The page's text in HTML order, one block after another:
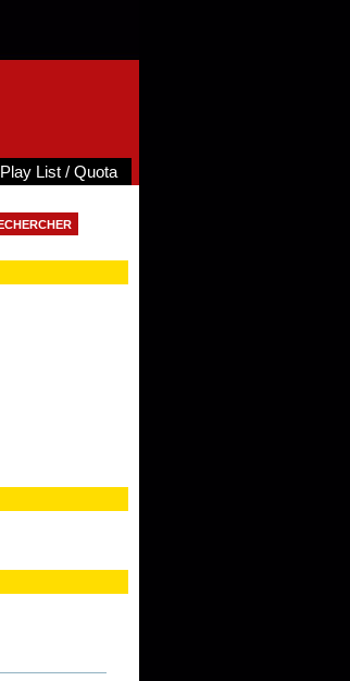
Play List / Quota